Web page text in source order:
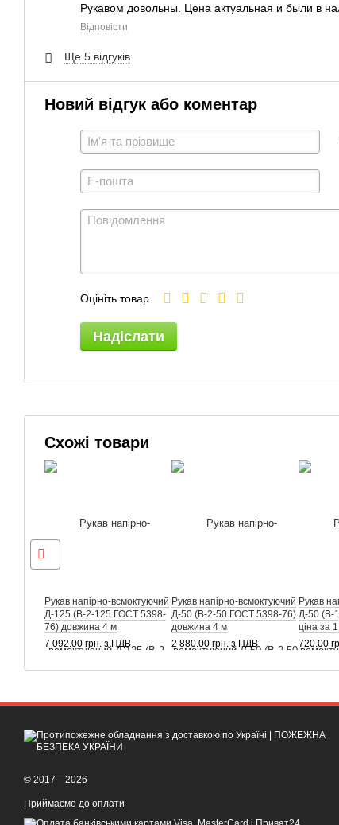
Рукавом довольны. Цена актуальная и были в
Відповісти
Ще 5 відгуків
Новий відгук або коментар
Оцініть товар
Надіслати
Схожі товари
Рукав напірно-всмоктуючий
Д-125 (В-2-125 ГОСТ 5398-
76) довжина 4 м
7 092.00 грн. з ПДВ
Рукав напірно-всмоктуючий
Д-50 (В-2-50 ГОСТ 5398-76)
довжина 4 м
2 880.00 грн. з ПДВ
Рукав
Д-50 (В-
ціна за
720.00
© 2017—2026
Приймаємо до оплати